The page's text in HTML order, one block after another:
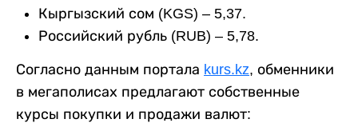
Кыргызский сом (KGS) – 5,37.
Российский рубль (RUB) – 5,78.
Согласно данным портала kurs.kz, обменники
в мегаполисах предлагают собственные
курсы покупки и продажи валют: